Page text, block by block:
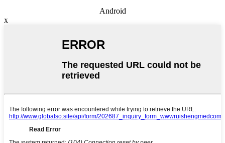
Android
x